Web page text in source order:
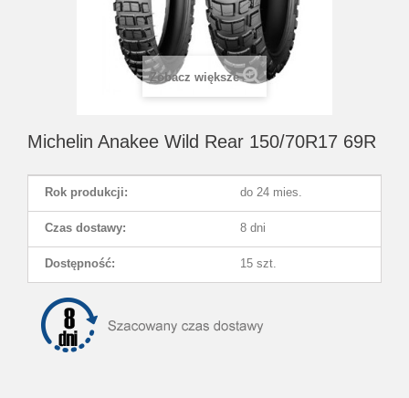
Zobacz większe
Michelin Anakee Wild Rear 150/70R17 69R
Rok produkcji: do 24 mies.
Czas dostawy: 8 dni
Dostępność: 15 szt.